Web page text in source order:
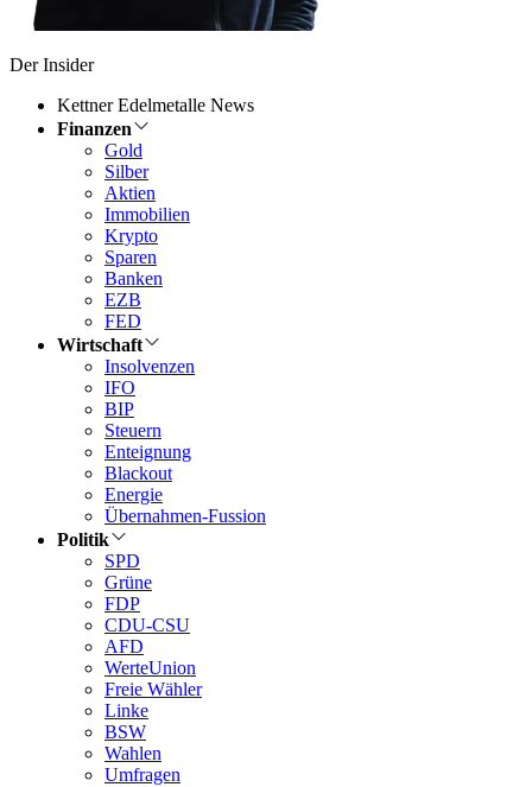
Der Insider
Kettner Edelmetalle News
Finanzen
Gold
Silber
Aktien
Immobilien
Krypto
Sparen
Banken
EZB
FED
Wirtschaft
Insolvenzen
IFO
BIP
Steuern
Enteignung
Blackout
Energie
Übernahmen-Fussion
Politik
SPD
Grüne
FDP
CDU-CSU
AFD
WerteUnion
Freie Wähler
Linke
BSW
Wahlen
Umfragen